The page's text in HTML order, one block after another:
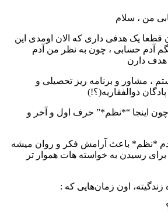
من ، سلام
قطعا یک هدفی داری که الان اومدی این
آدم حسابی ، چون به نظر من آدم
هدف دارن
، مشاور و برنامه ریز تحصیلی و
ذوالفقاریه(؟!)
، چون اینجا “*نظم*” حرف اول ‌و آخر و
*نظم* باعث آرامش فکر و روان میشه
رسیدن به خواسته هات هموار تر
اون زمان‌هایی که :